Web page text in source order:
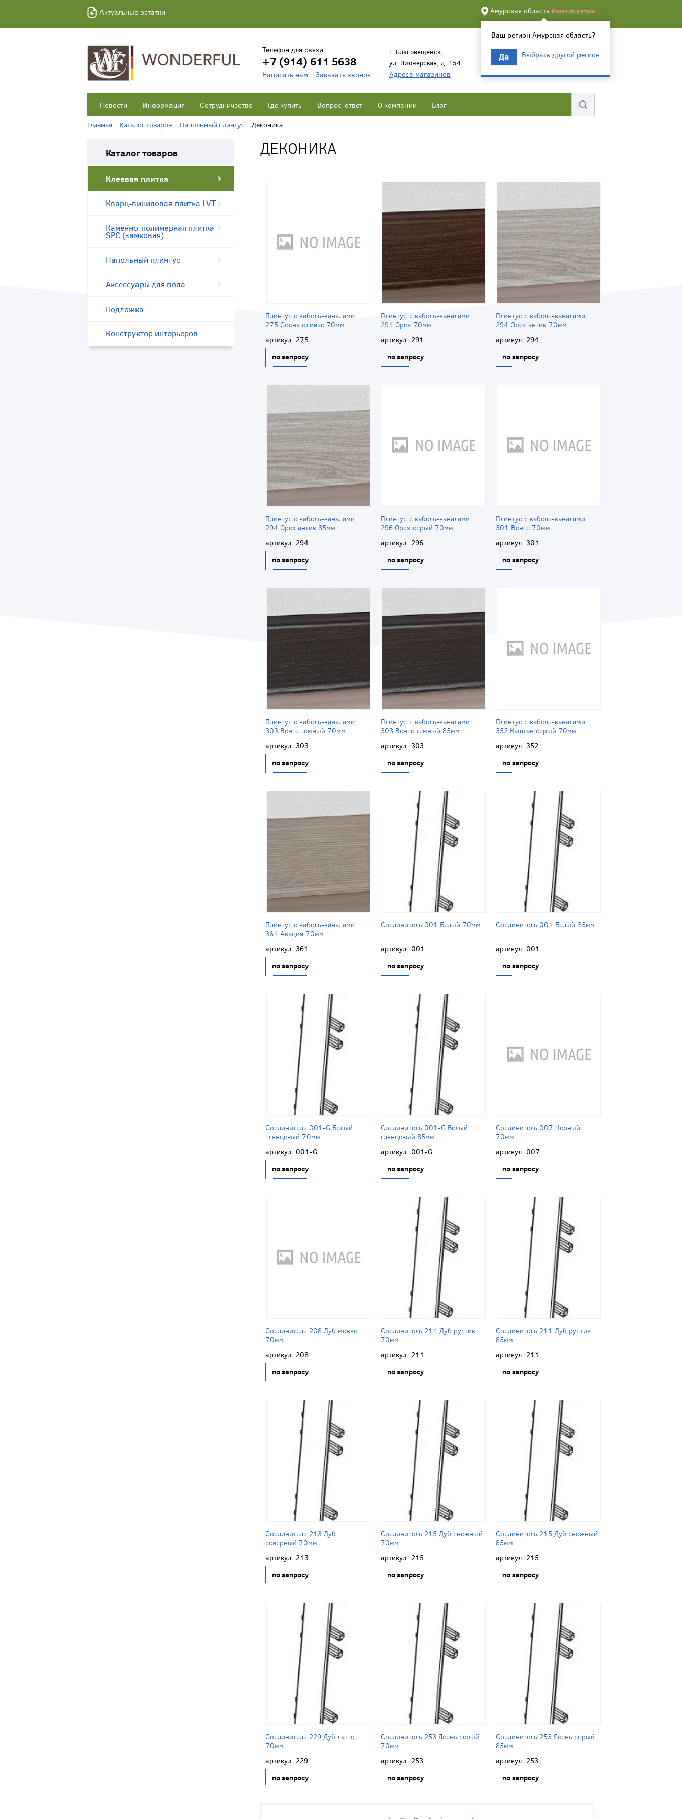
Актуальные остатки Амурская область Изменить регион
Ваш регион Амурская область?
Да Выбрать другой регион
Телефон для связи
+7 (914) 611 5638
Написать нам Заказать звонок
г. Благовещенск,
ул. Пионерская, д. 154
Адреса магазинов
Новости Информация Сотрудничество Где купить Вопрос-ответ О компании Блог
Главная Каталог товаров Напольный плинтус Деконика
Каталог товаров
Клеевая плитка
Кварц-виниловая плитка LVT
Каменно-полимерная плитка
SPC (замковая)
Напольный плинтус
Аксессуары для пола
Подложка
Конструктор интерьеров
ДЕКОНИКА
Плинтус с кабель-каналами
275 Сосна оливье 70мм
артикул: 275
по запросу
Плинтус с кабель-каналами
291 Орех 70мм
артикул: 291
по запросу
Плинтус с кабель-каналами
294 Орех антик 70мм
артикул: 294
по запросу
Плинтус с кабель-каналами
294 Орех антик 85мм
артикул: 294
по запросу
Плинтус с кабель-каналами
296 Орех серый 70мм
артикул: 296
по запросу
Плинтус с кабель-каналами
301 Венге 70мм
артикул: 301
по запросу
Плинтус с кабель-каналами
303 Венге темный 70мм
артикул: 303
по запросу
Плинтус с кабель-каналами
303 Венге темный 85мм
артикул: 303
по запросу
Плинтус с кабель-каналами
352 Каштан серый 70мм
артикул: 352
по запросу
Плинтус с кабель-каналами
361 Акация 70мм
артикул: 361
по запросу
Соединитель 001 Белый 70мм
артикул: 001
по запросу
Соединитель 001 Белый 85мм
артикул: 001
по запросу
Соединитель 001-G Белый
глянцевый 70мм
артикул: 001-G
по запросу
Соединитель 001-G Белый
глянцевый 85мм
артикул: 001-G
по запросу
Соединитель 007 Черный
70мм
артикул: 007
по запросу
Соединитель 208 Дуб мокко
70мм
артикул: 208
по запросу
Соединитель 211 Дуб рустик
70мм
артикул: 211
по запросу
Соединитель 211 Дуб рустик
85мм
артикул: 211
по запросу
Соединитель 213 Дуб
северный 70мм
артикул: 213
по запросу
Соединитель 215 Дуб снежный
70мм
артикул: 215
по запросу
Соединитель 215 Дуб снежный
85мм
артикул: 215
по запросу
Соединитель 229 Дуб латте
70мм
артикул: 229
по запросу
Соединитель 253 Ясень серый
70мм
артикул: 253
по запросу
Соединитель 253 Ясень серый
85мм
артикул: 253
по запросу